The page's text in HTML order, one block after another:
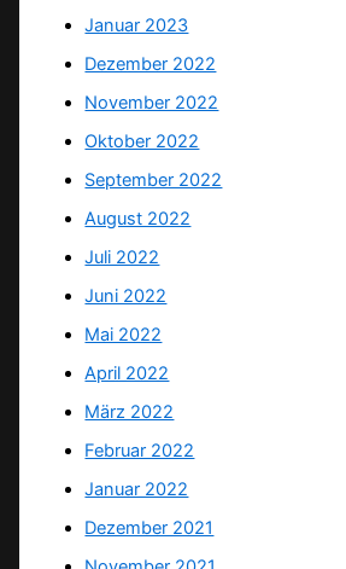
Januar 2023
Dezember 2022
November 2022
Oktober 2022
September 2022
August 2022
Juli 2022
Juni 2022
Mai 2022
April 2022
März 2022
Februar 2022
Januar 2022
Dezember 2021